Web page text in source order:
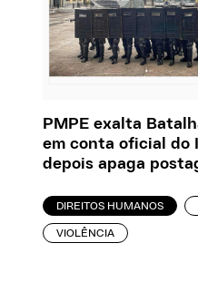
PMPE exalta
em conta oficial do
depois apaga
DIREITOS HUMANOS
VIOLÊNCIA